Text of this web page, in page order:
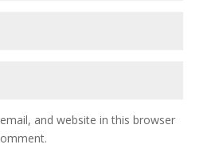
and website in this browser